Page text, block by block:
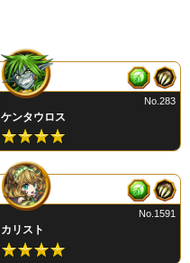
ケンタウロス
No.283
カリスト
No.1591